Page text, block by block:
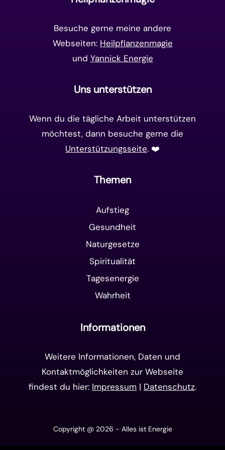
Besuche gerne meine andere
Webseiten: Heilpflanzenmagie
und Yannick Energie
Uns unterstützen
Wenn du die tägliche Arbeit unterstützen
möchtest, dann besuche gerne die
Unterstützungsseite. ❤️️
Themen
Aufstieg
Gesundheit
Naturgesetze
Spiritualität
Tagesenergie
Wahrheit
Informationen
Weitere Informationen, Daten und
Kontaktmöglichkeiten zur Webseite
findest du hier: Impressum | Datenschutz.
Copyright @ 2026 - Alles ist Energie